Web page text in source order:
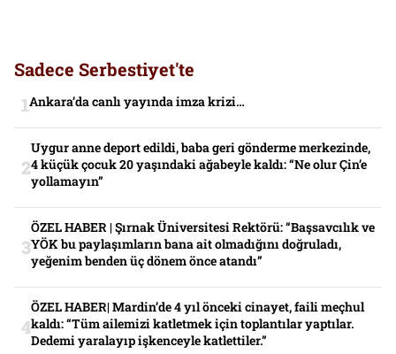
Sadece Serbestiyet'te
Ankara’da canlı yayında imza krizi…
Uygur anne deport edildi, baba geri gönderme merkezinde,
4 küçük çocuk 20 yaşındaki ağabeyle kaldı: “Ne olur Çin’e
yollamayın”
ÖZEL HABER | Şırnak Üniversitesi Rektörü: “Başsavcılık ve
YÖK bu paylaşımların bana ait olmadığını doğruladı,
yeğenim benden üç dönem önce atandı”
ÖZEL HABER| Mardin’de 4 yıl önceki cinayet, faili meçhul
kaldı: “Tüm ailemizi katletmek için toplantılar yaptılar.
Dedemi yaralayıp işkenceyle katlettiler.”